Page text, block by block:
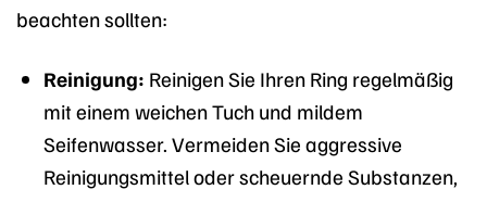
beachten sollten:
Reinigung: Reinigen Sie Ihren Ring regelmäßig
mit einem weichen Tuch und mildem
Seifenwasser. Vermeiden Sie aggressive
Reinigungsmittel oder scheuernde Substanzen,